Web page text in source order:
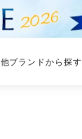
他ブランドから探す